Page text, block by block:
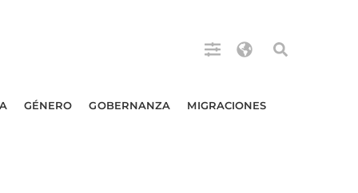
GÉNERO GOBERNANZA MIGRACIONES